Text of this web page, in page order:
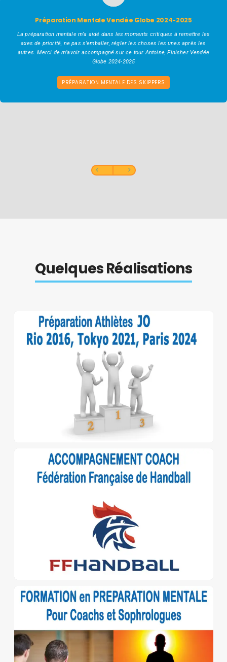
Préparation Mentale Vendée Globe 2024-2025
La préparation mentale m’a aidé dans les moments critiques à remettre les
axes de priorité, ne pas s’emballer, régler les choses les unes après les
autres. Merci de m’avoir accompagné sur ce tour Antoine, Finisher Vendée
Globe 2024-2025
PRÉPARATION MENTALE DES SKIPPERS
Quelques Réalisations